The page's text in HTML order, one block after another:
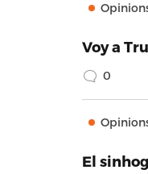
Voy a
0
El